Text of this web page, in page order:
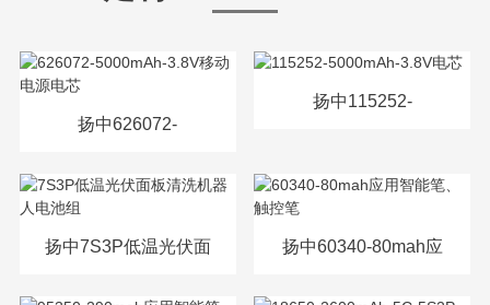
扬中626072-
扬中115252-
扬中7S3P低温光伏面 扬中60340-80mah应